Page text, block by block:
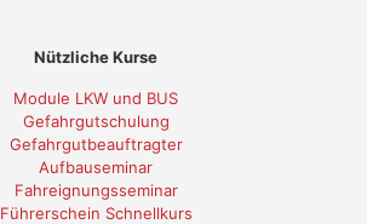
Nützliche Kurse
Module LKW und BUS
Gefahrgutschulung
Gefahrgutbeauftragter
Aufbauseminar
Fahreignungsseminar
Führerschein Schnellkurs